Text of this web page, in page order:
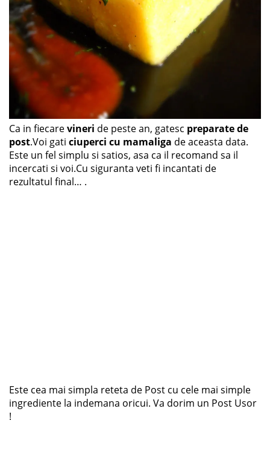
Ca in fiecarevineri de peste an, gatesc preparate de
post.Voi gati ciuperci cu mamaliga de aceasta data.
Este un fel simplu si satios, asa ca il recomand sa il
incercati si voi.Cu siguranta veti fi incantati de
rezultatul final… .
Este cea mai simpla reteta de Post cu cele mai simple
ingrediente la indemana oricui. Va dorim un Post Usor
!